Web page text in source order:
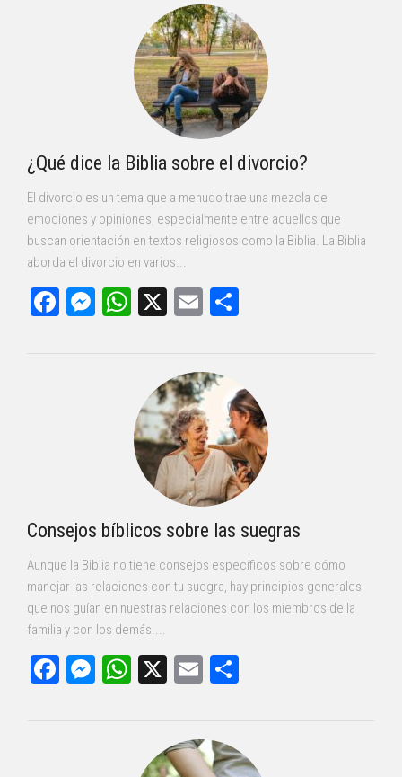
¿Qué dice la Biblia sobre el divorcio?
El divorcio es un tema que a menudo trae una mezcla de
emociones y opiniones, especialmente entre aquellos que
buscan orientación en textos religiosos como la Biblia. La Biblia
aborda el divorcio en varios...
Facebook
Messenger
WhatsApp
X Email
Consejos bíblicos sobre las suegras
Aunque la Biblia no tiene consejos específicos sobre cómo
manejar las relaciones con tu suegra, hay principios generales
que nos guían en nuestras relaciones con los miembros de la
familia y con los demás....
Facebook
Messenger
WhatsApp
X Email